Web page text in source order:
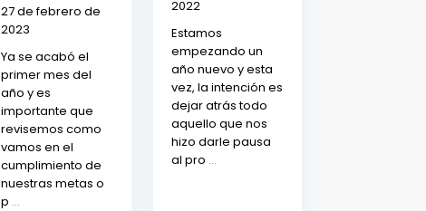
27 de febrero de
2023
Ya se acabó el
primer mes del
año y es
importante que
revisemos como
vamos en el
cumplimiento de
nuestras metas o
p ...
2022
Estamos
empezando un
año nuevo y esta
vez, la intención es
dejar atrás todo
aquello que nos
hizo darle pausa
al pro ...